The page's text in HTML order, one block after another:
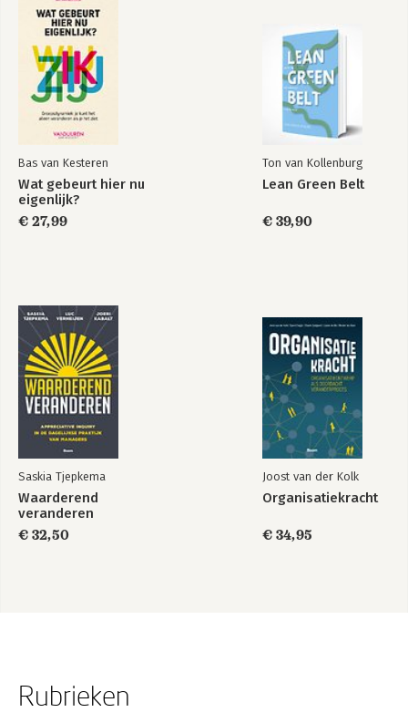
Bas van Kesteren
Wat gebeurt hier nu
eigenlijk?
€ 27,99
Ton van Kollenburg
Lean Green Belt
€ 39,90
Saskia Tjepkema
Waarderend
veranderen
€ 32,50
Joost van der Kolk
Organisatiekracht
€ 34,95
Rubrieken